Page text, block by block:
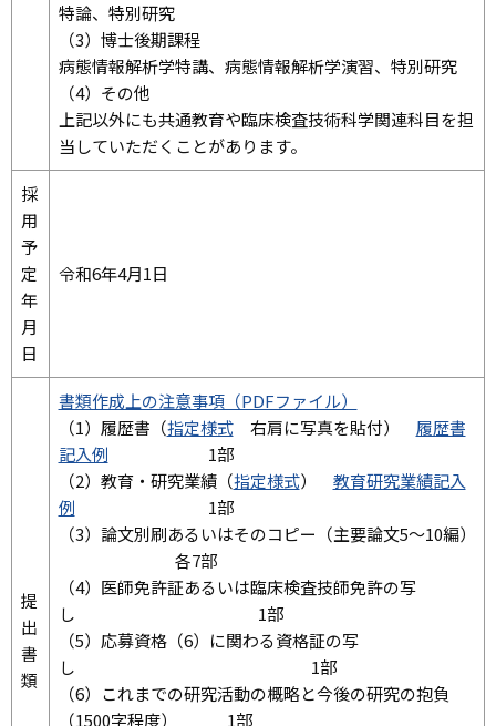
特論、特別研究
（3）博士後期課程
病態情報解析学特講、病態情報解析学演習、特別研究
（4）その他
上記以外にも共通教育や臨床検査技術科学関連科目を担
当していただくことがあります。
採
用
予
定
年
月
日
令和6年4月1日
提
出
書
類
書類作成上の注意事項（PDFファイル）
（1）履歴書（指定様式右肩に写真を貼付） 履歴書
記入例 1部
（2）教育・研究業績（指定様式） 教育研究業績記入
例 1部
（3）論文別刷あるいはそのコピー（主要論文5～10編）
各7部
（4）医師免許証あるいは臨床検査技師免許の写
し 1部
（5）応募資格（6）に関わる資格証の写
し 1部
（6）これまでの研究活動の概略と今後の研究の抱負
（1500字程度） 1部